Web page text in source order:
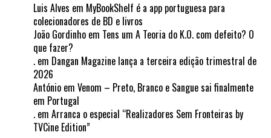
Luis Alves em MyBookShelf é a app portuguesa para
colecionadores de BD e livros
João Gordinho em Tens um A Teoria do K.O. com defeito? O
que fazer?
. em Dangan Magazine lança a terceira edição trimestral de
2026
António em Venom – Preto, Branco e Sangue sai finalmente
em Portugal
. em Arranca o especial “Realizadores Sem Fronteiras by
TVCine Edition”